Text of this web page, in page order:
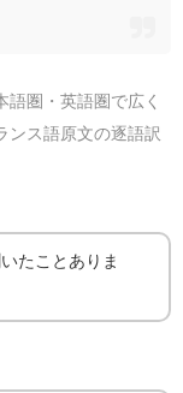
圏・英語圏で広く
ンス語原文の逐語訳
たことありま